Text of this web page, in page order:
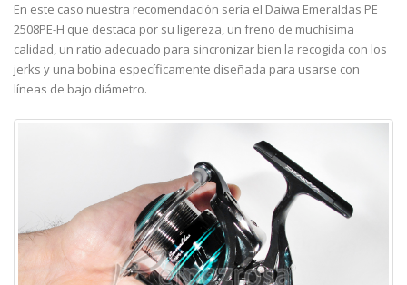
En este caso nuestra recomendación sería el Daiwa Emeraldas PE
2508PE-H que destaca por su ligereza, un freno de muchísima
calidad, un ratio adecuado para sincronizar bien la recogida con los
jerks y una bobina específicamente diseñada para usarse con
líneas de bajo diámetro.